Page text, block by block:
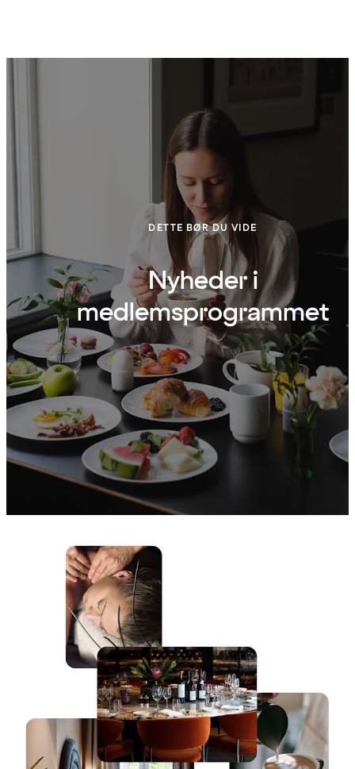
DETTE BØR DU VIDE
Nyheder i
medlemsprogrammet